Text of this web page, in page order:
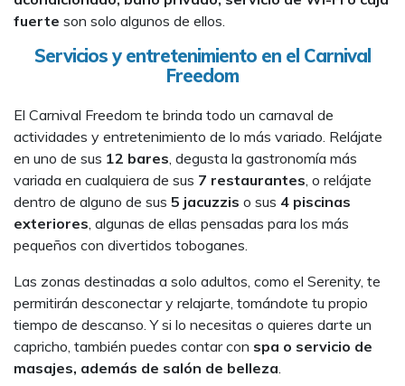
fuerte son solo algunos de ellos.
Servicios y entretenimiento en el Carnival
Freedom
El Carnival Freedom te brinda todo un carnaval de
actividades y entretenimiento de lo más variado. Relájate
en uno de sus 12 bares, degusta la gastronomía más
variada en cualquiera de sus 7 restaurantes, o relájate
dentro de alguno de sus 5 jacuzzis o sus 4 piscinas
exteriores, algunas de ellas pensadas para los más
pequeños con divertidos toboganes.
Las zonas destinadas a solo adultos, como el Serenity, te
permitirán desconectar y relajarte, tomándote tu propio
tiempo de descanso. Y si lo necesitas o quieres darte un
capricho, también puedes contar con spa o servicio de
masajes, además de salón de belleza.